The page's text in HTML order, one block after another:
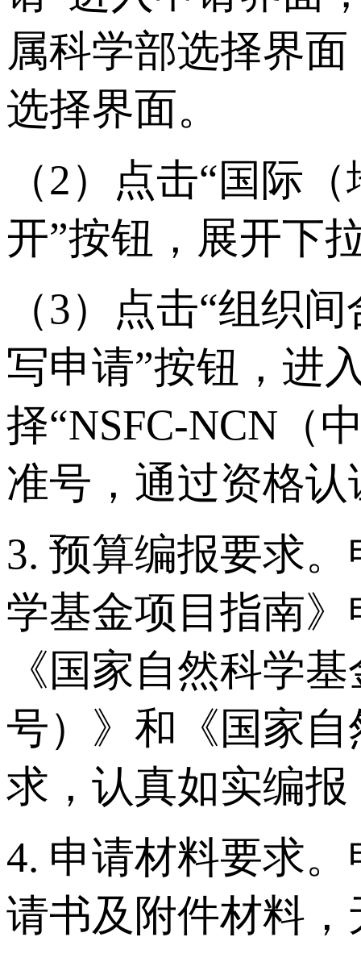
属科学部选择界
选择界面。
（2）点击“国际
开”按钮，展开下
（3）点击“组织
写申请”按钮，进
择“NSFC-NCN（
准号，通过资格
3. 预算编报要求
学基金项目指南
《国家自然科学
号）》和《国家
求，认真如实编
4. 申请材料要求
请书及附件材料